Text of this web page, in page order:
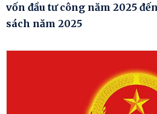
vốn đầu tư công năm 2025
sách năm 2025